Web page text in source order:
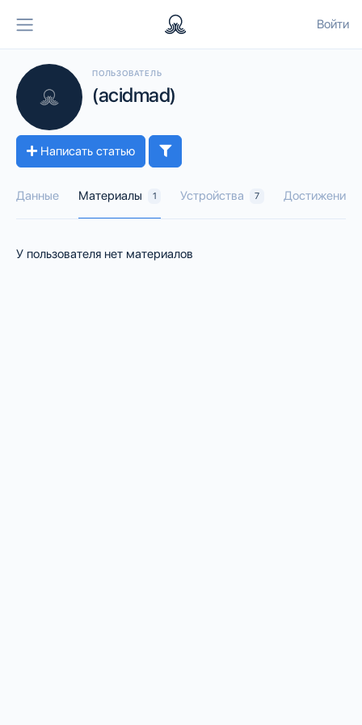
Войти
ПОЛЬЗОВАТЕЛЬ
(acidmad)
Написать статью
Данные Материалы 1 Устройства 7 Достижения
У пользователя нет материалов